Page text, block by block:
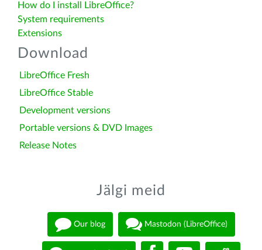
How do I install LibreOffice?
System requirements
Extensions
Download
LibreOffice Fresh
LibreOffice Stable
Development versions
Portable versions & DVD Images
Release Notes
Jälgi meid
Our blog Mastodon (LibreOffice)